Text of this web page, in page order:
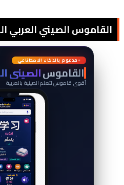
القاموس الصيني العربي
词
典
مدعوم بالذكاء الاصطناعي
القاموسالصيني
أقوى قاموس لتعلم الصينية بالعربية